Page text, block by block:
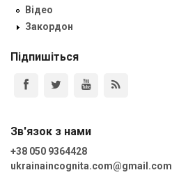
Відео
Закордон
Підпишіться
Зв'язок з нами
+38 050 9364428
ukrainaincognita.com@gmail.com